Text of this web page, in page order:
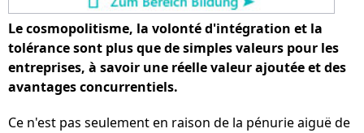
Le cosmopolitisme, la volonté d'intégration et la
tolérance sont plus que de simples valeurs pour les
entreprises, à savoir une réelle valeur ajoutée et des
avantages concurrentiels.
Ce n'est pas seulement en raison de la pénurie aiguë de